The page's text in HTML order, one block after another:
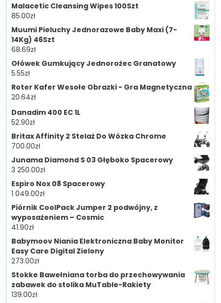
Malacetic Cleansing Wipes 100Szt
85.00zł
Muumi Pieluchy Jednorazowe Baby Maxi (7-
14Kg) 46Szt
68.69zł
Ołówek Gumkujący Jednorożec Granatowy
5.55zł
Roter Kafer Wesołe Obrazki - Gra Magnetyczna
20.64zł
Danadim 400 EC 1L
52.90zł
Britax Affinity 2 Stelaż Do Wózka Chrome
700.00zł
Junama Diamond S 03 Głęboko Spacerowy
3 250.00zł
Espiro Nox 08 Spacerowy
1 049.00zł
Piórnik CoolPack Jumper 2 podwójny, z
wyposażeniem – Cosmic
41.90zł
Babymoov Niania Elektroniczna Baby Monitor
Easy Care Digital Zielony
273.00zł
Stokke Bawełniana torba do przechowywania
zabawek do stolika MuTable-Rakiety
139.00zł